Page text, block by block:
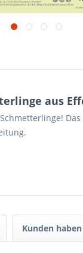
aus
Kunden